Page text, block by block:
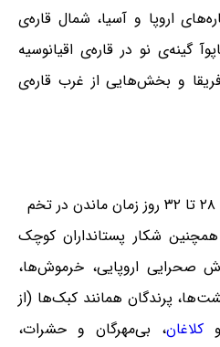
اروپا و آسیا، شمال قاره‌ی
گینه‌ی نو در قاره‌ی اقیانوسیه
و بخش‌هایی از غرب قاره‌ی
همچنین شکار پستانداران کوچک
صحرایی اروپایی، خرموش‌ها،
پرندگان همانند کبک‌ها (از
و کلاغان، بی‌مهرگان و حشرات،